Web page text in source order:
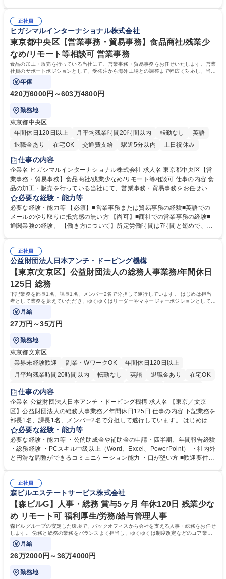
幅広い業務の体得が可能で、多様なキャリアパスを描くことも可能です。
募集職種 【総務】未経験歓迎◎/リモート可/世界で唯一の事業/福利厚生◎/
再雇用有
対処できる・新しいことに興味関心がある 【魅力】■自己啓発支援：資格
取得や通信教育など費用の80%（年間25万円まで）を補助 ■住宅手当：家
賃の50%（月額7万円まで）を補助 学歴・資格 学歴：大学院 大学 語学
力： 資格：
正社員
ヒガシマルインターナショナル株式会社
東京都中央区【営業事務・貿易事務】食品商社/残業少
なめ/リモート等相談可 営業事務
食品の加工・販売を行っている当社にて、営業事務・貿易事務をお任せいたします。営業
社員のサポートポジションとして、受発注から海外工場との調整まで幅広く対応し、当社
事業の根幹を支えていただきます。
年俸
420万6000円～603万4800円
勤務地
東京都中央区
年間休日120日以上
月平均残業時間20時間以内 転勤なし
英語
退職金あり
在宅OK 交通費支給 駅近5分以内 土日祝休み
仕事の内容
企業名 ヒガシマルインターナショナル株式会社 求人名 東京都中央区【営
業事務・貿易事務】食品商社/残業少なめ/リモート等相談可 仕事の内容 食
品の加工・販売を行っている当社にて、営業事務・貿易事務をお任せいた
します。営業社員のサポートポジションとして、受発注から海外工場との
調整まで幅広く対応し、当社事業の根幹を支えていただきます。 ■受発注
業務、請求書発行 ■海外工場とのスケジュール調整 ■在庫管理 ■輸入書類
の確認・作成 ■配送手配 ■通関業者を通して行う輸出入業全般 ■倉庫との
ルプロデュースしているため、商品に関わる全ての業務をサポート頂きま
す。 募集職種 東京都中央区【営業事務・貿易事務】食品商社/残業少なめ/
リモート等相談可
必要な経験・能力等
必要な経験・能力等 【必須】■営業事務または貿易事務の経験■英語での
メールのやり取りに抵抗感の無い方 【尚可】■商社での営業事務の経験■
通関業務の経験。 【働き方について】所定労働時間は7時間と短めで、残
の強み】1991年の設立以来、外食産業を中心としたお客様の多様なニー
ズに沿った冷凍水産物等の生産・輸入・販売を一貫して手掛けています。
自社工場と海外拠点の強固な連携によるワンストップサービスが最大の強
みです。 学歴・資格 学歴：大学院 大学 語学力：英語 資格：
正社員
公益財団法人日本アンチ・ドーピング機構
【東京/文京区】公益財団法人の総務人事業務/年間休日
125日 総務
下記業務を部長1名、課長1名、メンバー2名で分担して遂行しています。 はじめは担当
者として業務を覚えていただき、ゆくゆくはリーダーやマネージャーポジションとして活
躍いただくことを期待しています。
月給
27万円～35万円
勤務地
東京都文京区
業界未経験歓迎
副業・WワークOK
年間休日120日以上
月平均残業時間20時間以内
転勤なし 英語 退職金あり
在宅OK
賞与あり
育休あり
食事補助あり
仕事の内容
企業名 公益財団法人日本アンチ・ドーピング機構 求人名 【東京／文京
区】公益財団法人の総務人事業務／年間休日125日 仕事の内容 下記業務を
部長1名、課長1名、メンバー2名で分担して遂行しています。 はじめは担
当者として業務を覚えていただき、ゆくゆくはリーダーやマネージャーポ
ジションとして活躍いただくことを期待しています。 【総務・人事グルー
プの業務内容】 ・人事制度関連 ・採用活動 ・教育研修の企画、実行 ・勤
怠管理 ・官公庁への各種提出 ・法定の会議運営（評議員会、理事会） ・
管理 ・福利厚生関連 ・職員からの問合せ、相談対応 ・その他日常の総務
業務全般 募集職種 【東京／文京区】公益財団法人の総務人事業務／年間
休日125日
必要な経験・能力等
必要な経験・能力等 ・公的助成金や補助金の申請・四半期、年間報告経験
・総務経験 ・PCスキル中級以上（Word、Excel、PowerPoint） ・社内外
と円滑な調整ができるコミュニケーション能力 ・口が堅い方 ■歓迎要件
正社員
森ビルエステートサービス株式会社
【森ビルG】人事・総務 賞与5ヶ月 年休120日 残業少な
め リモート可 福利厚生/労務/給与管理人事
森ビルグループの安定した環境で、バックオフィスから会社を支える人事・総務をお任せ
します。 労務と総務の業務をバランスよく担当し、ゆくゆくは制度改定などのコア業務
にも挑戦できる、やりがいある環境です。
月給
26万2000円～36万4000円
勤務地